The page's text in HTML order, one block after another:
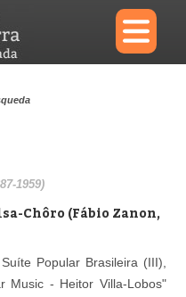
×
Diccionario
Reproductor
1959)
Chôro (Fábio Zanon,
Popular Brasileira (III),
Music - Heitor Villa-Lobos"